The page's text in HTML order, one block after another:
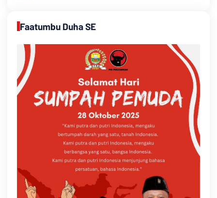
Faatumbu Duha SE